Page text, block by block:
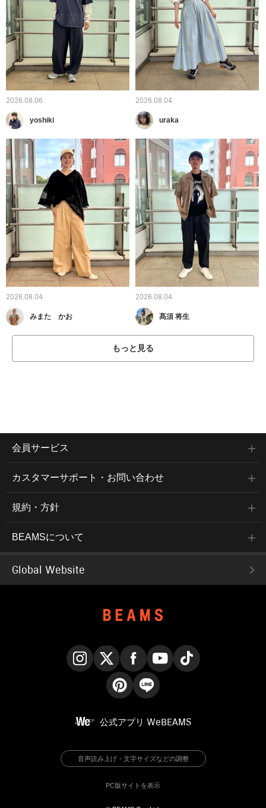
2026.08.06
yoshiki
2026.08.04
uraka
2026.08.04
みまた かお
2026.08.04
髙須 将生
もっと見る
会員サービス
カスタマーサポート・お問い合わせ
規約・方針
BEAMSについて
Global Website
公式アプリ WeBEAMS
音声読み上げ・文字サイズなどの調整
PC版サイトを表示